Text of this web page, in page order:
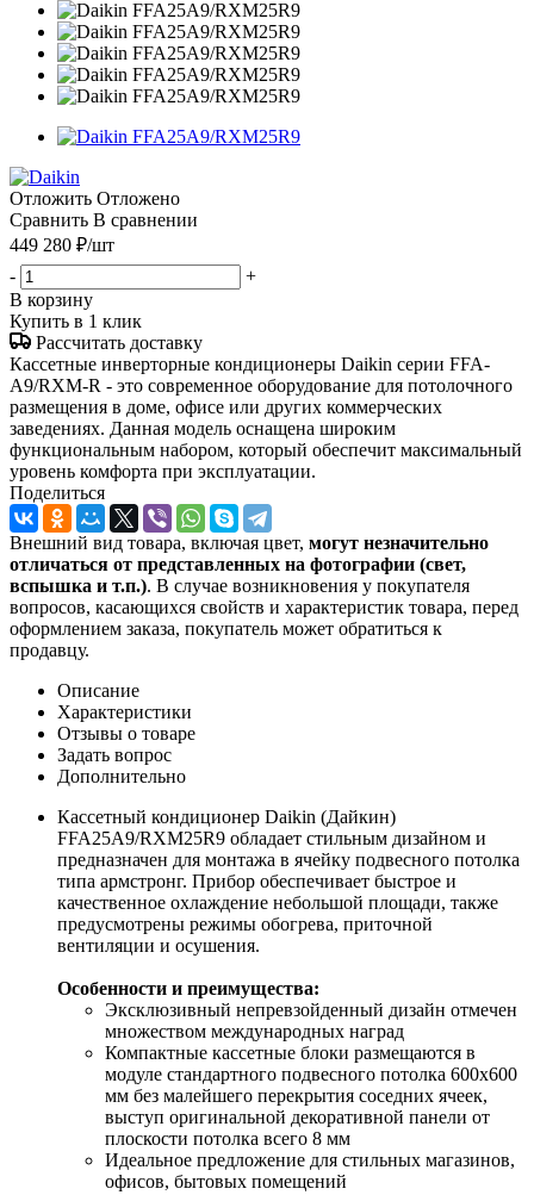
Отложить Отложено
Сравнить В сравнении
449 280 ₽/шт
-
+
В корзину
Купить в 1 клик
Рассчитать доставку
Кассетные инверторные кондиционеры Daikin серии FFA-
A9/RXM-R - это современное оборудование для потолочного
размещения в доме, офисе или других коммерческих
заведениях. Данная модель оснащена широким
функциональным набором, который обеспечит максимальный
уровень комфорта при эксплуатации.
Поделиться
Внешний вид товара, включая цвет, могут незначительно
отличаться от представленных на фотографии (свет,
вспышка и т.п.). В случае возникновения у покупателя
вопросов, касающихся свойств и характеристик товара, перед
оформлением заказа, покупатель может обратиться к
продавцу.
Описание
Характеристики
Отзывы о товаре
Задать вопрос
Дополнительно
Кассетный кондиционер Daikin (Дайкин)
FFA25A9/RXM25R9 обладает стильным дизайном и
предназначен для монтажа в ячейку подвесного потолка
типа армстронг. Прибор обеспечивает быстрое и
качественное охлаждение небольшой площади, также
предусмотрены режимы обогрева, приточной
вентиляции и осушения.
Особенности и преимущества:
Эксклюзивный непревзойденный дизайн отмечен
множеством международных наград
Компактные кассетные блоки размещаются в
модуле стандартного подвесного потолка 600х600
мм без малейшего перекрытия соседних ячеек,
выступ оригинальной декоративной панели от
плоскости потолка всего 8 мм
Идеальное предложение для стильных магазинов,
офисов, бытовых помещений